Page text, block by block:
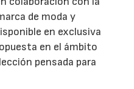
de moda y
en exclusiva
en el ámbito
pensada para